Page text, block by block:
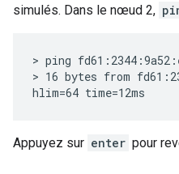
simulés. Dans le nœud 2,
> ping
> 16 bytes from
Appuyez sur enter pour